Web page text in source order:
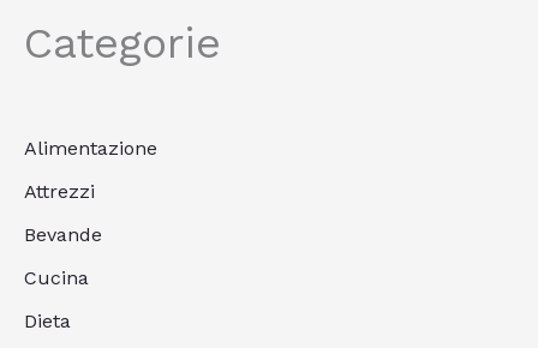
Categorie
Alimentazione
Attrezzi
Bevande
Cucina
Dieta